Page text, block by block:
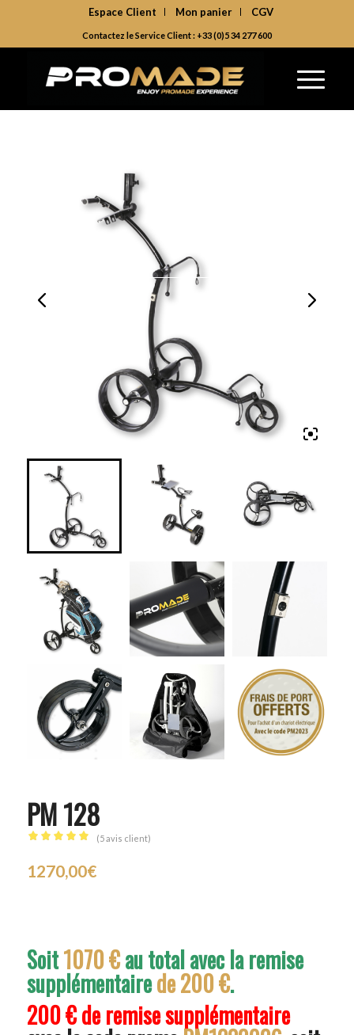
Espace Client Mon panier CGV
Contactez le Service Client : +33 (0)5 34 277 600
PM 128
sur 5 basé
(5avis client)
1270,00€
Soit1070 €au total avec la remise
supplémentairede 200 €.
200 € de remise supplémentaire